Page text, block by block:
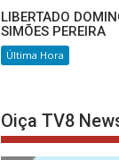
LIBERTADO
SIMÕES PEREIRA
Última Hora
Oiça TV8